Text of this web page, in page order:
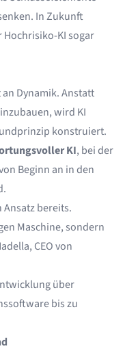
In Zukunft
KI sogar
an Dynamik. Anstatt
wird KI
konstruiert.
KI, bei der
Beginn an in den
bereits.
Maschine, sondern
, CEO von
über
bis zu